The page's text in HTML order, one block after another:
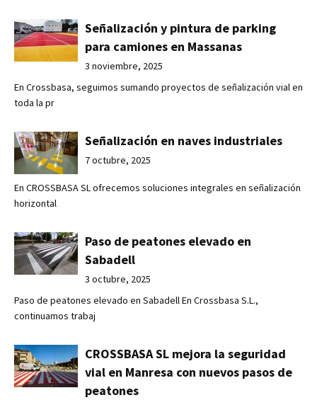
Señalización y pintura de parking
para camiones en Massanas
3 noviembre, 2025
En Crossbasa, seguimos sumando proyectos de señalización vial en
toda la pr
Señalización en naves industriales
7 octubre, 2025
En CROSSBASA SL ofrecemos soluciones integrales en señalización
horizontal
Paso de peatones elevado en
Sabadell
3 octubre, 2025
Paso de peatones elevado en Sabadell En Crossbasa S.L.,
continuamos trabaj
CROSSBASA SL mejora la seguridad
vial en Manresa con nuevos pasos de
peatones